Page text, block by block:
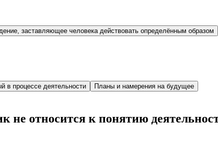
заставляющее человека действовать определённым образом
в процессе деятельности
Планы и намерения на будущее
не относится к понятию